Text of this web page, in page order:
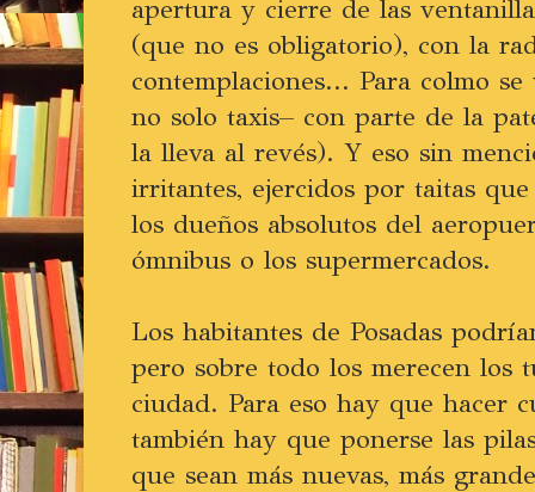
apertura y cierre de las
(que no es obligatorio), con la
contemplaciones... Para colmo
no solo taxis– con parte de la
la lleva al revés). Y eso sin
irritantes, ejercidos por taitas
los dueños absolutos del
ómnibus o los supermercados.
Los habitantes de Posadas
pero sobre todo los merecen los
ciudad. Para eso hay que hacer
también hay que ponerse las
que sean más nuevas, más